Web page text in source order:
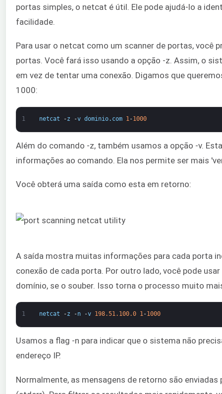
portas simples, o netcat é útil. Ele pode ajudá-lo a
facilidade.
Para usar o netcat como um scanner de portas, você
portas. Você fará isso usando a opção -z. Assim, o
em vez de tentar uma conexão. Digamos que
1000:
1 netcat -z -v dominio. com 1-1000
Além do comando -z, também usamos a opção -v.
informações ao comando. Ela nos permite ser mais
Você obterá uma saída como esta em retorno:
A saída mostra muitas informações para cada porta
conexão de cada porta. Por outro lado, você pode
domínio, se o souber. Isso torna o processo muito
1 netcat -z -n -v 198.51.100.0 1-1000
Usamos a flag -n para indicar que o sistema não
endereço IP.
Normalmente, as mensagens de retorno são enviadas